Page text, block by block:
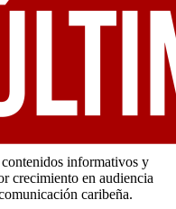
informativos y
crecimiento en audiencia
caribeña.